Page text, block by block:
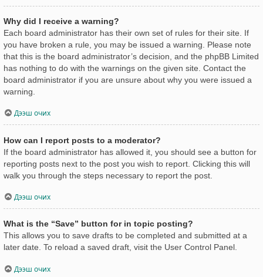
Why did I receive a warning?
Each board administrator has their own set of rules for their site. If
you have broken a rule, you may be issued a warning. Please note
that this is the board administrator’s decision, and the phpBB Limited
has nothing to do with the warnings on the given site. Contact the
board administrator if you are unsure about why you were issued a
warning.
Дээш очих
How can I report posts to a moderator?
If the board administrator has allowed it, you should see a button for
reporting posts next to the post you wish to report. Clicking this will
walk you through the steps necessary to report the post.
Дээш очих
What is the “Save” button for in topic posting?
This allows you to save drafts to be completed and submitted at a
later date. To reload a saved draft, visit the User Control Panel.
Дээш очих